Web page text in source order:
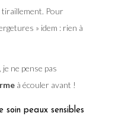
tiraillement. Pour
» idem : rien à
ne pense pas
à écouler avant !
soin peaux sensibles